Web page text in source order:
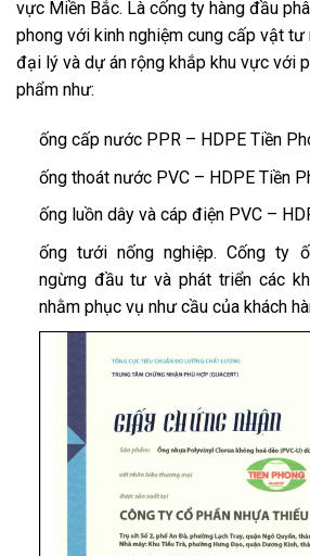
vực Miền Bắc. Là cống ty hàng đầu
phong với kinh nghiệm cung cấp vật tư
đại lý và dự án rộng khắp khu vực với
phẩm như:
ống cấp nước PPR – HDPE Tiền
ống thoát nước PVC – HDPE Tiền
ống luồn dây và cáp điện PVC –
ống tưới nống nghiệp. Cống ty
ngừng đầu tư và phát triển các
nhằm phục vụ như cầu của khách